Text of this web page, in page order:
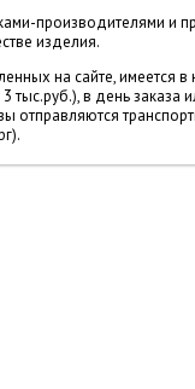
производителями и
изделия.
на сайте, имеется
3 тыс.руб.), в день
отправляются